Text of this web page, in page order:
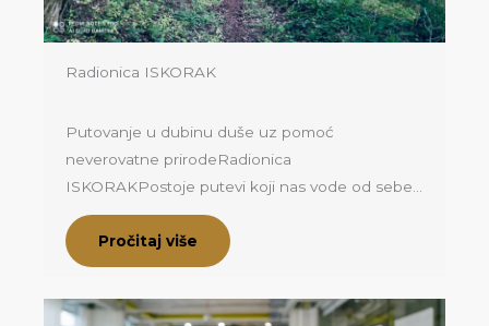
Radionica ISKORAK
Putovanje u dubinu duše uz pomoć
neverovatne prirodeRadionica
ISKORAKPostoje putevi koji nas vode od sebe…
Pročitaj više